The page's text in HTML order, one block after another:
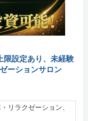
限設定あり、未経験
ーションサロン
リラクゼーション、